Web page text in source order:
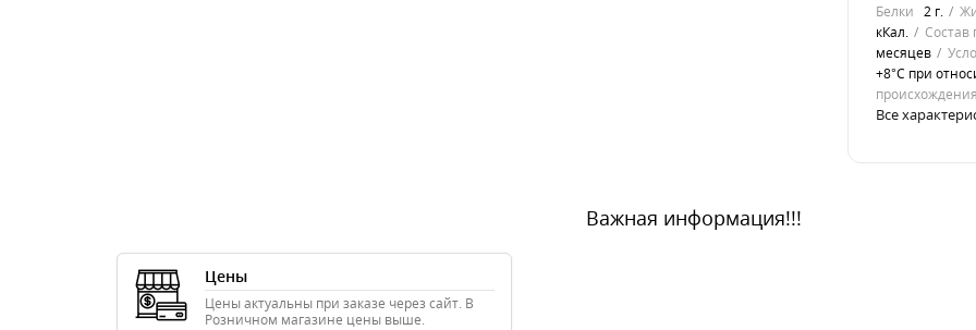
Белки 2 г.
кКал.
Состав
месяцев
+8°С при
происхождения
Все
Важная информация!!!
Цены
Цены актуальны при заказе через сайт. В
Розничном магазине цены выше.